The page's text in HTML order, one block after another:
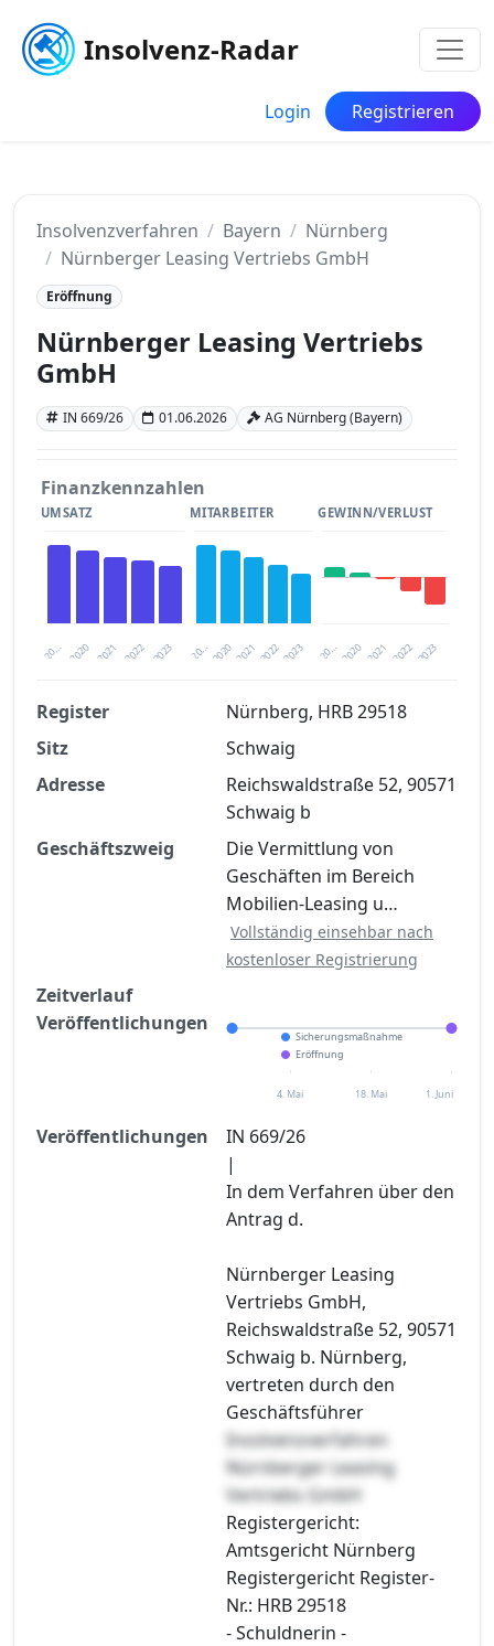
Insolvenz-Radar
Login Registrieren
Insolvenzverfahren Bayern
Nürnberg
Nürnberger Leasing Vertriebs GmbH
Eröffnung
Nürnberger Leasing Vertriebs
GmbH
IN 669/26 01.06.2026 AG Nürnberg (Bayern)
Finanzkennzahlen
UMSATZ
20… 2021 2023
2020 2022
MITARBEITER
20… 2021 2023
2020 2022
GEWINN/VERLUST
20… 2021 2023
2020 2022
Finanzkennzahlen nach kostenloser
Registrierung verfügbar
Jetzt kostenlos registrieren
Register
Nürnberg, HRB 29518
Sitz
Schwaig
Adresse
Reichswaldstraße 52, 90571
Schwaig b
Geschäftszweig
Die Vermittlung von
Geschäften im Bereich
Mobilien-Leasing u…
Vollständig einsehbar nach
kostenloser Registrierung
Zeitverlauf
Veröffentlichungen
Sicherungsmaßnahme
Eröffnung
4. Mai 18. Mai 1. Juni
Veröffentlichungen
IN 669/26
|
In dem Verfahren über den
Antrag d.
Nürnberger Leasing
Vertriebs GmbH,
Reichswaldstraße 52, 90571
Schwaig b. Nürnberg,
vertreten durch den
Geschäftsführer
Insolvenzverfahren
Nürnberger Leasing
Vertriebs GmbH
Registergericht:
Amtsgericht Nürnberg
Registergericht Register-
Nr.: HRB 29518
- Schuldnerin -